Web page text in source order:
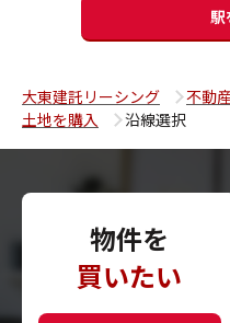
駅
大東建託リーシング
不動
土地を購入
沿線選択
物件を
買いたい